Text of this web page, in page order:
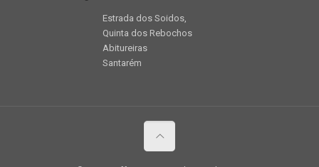
Estrada dos Soidos,
Quinta dos Rebochos
Abitureiras
Santarém